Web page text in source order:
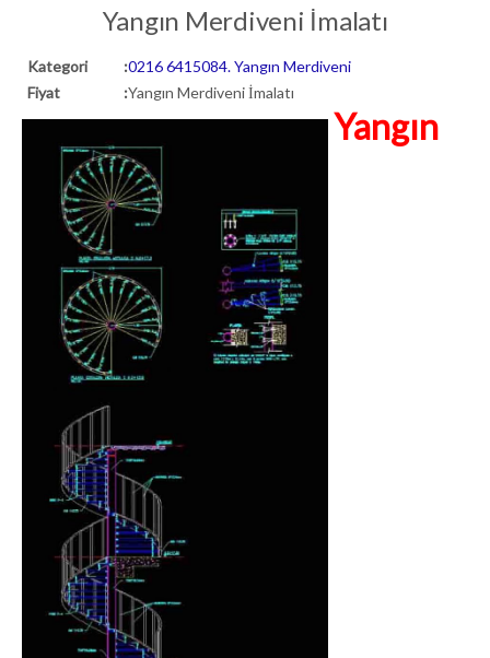
Yangın Merdiveni İmalatı
Kategori :0216 6415084. Yangın Merdiveni
Fiyat
:Yangın Merdiveni İmalatı
Yangın